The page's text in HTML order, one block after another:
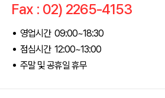
Fax : 02) 2265-4153
영업시간 09:00~18:30
점심시간 12:00~13:00
주말 및 공휴일 휴무